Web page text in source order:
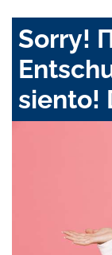
Sorry!
siento!